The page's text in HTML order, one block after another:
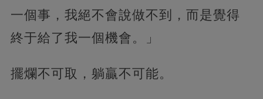
一個事，我絕不會說做不到，而是覺得
終于給了我一個機會。」
擺爛不可取，躺贏不可能。